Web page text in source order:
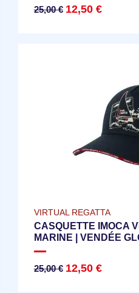
25,00 € 12,50 €
VIRTUAL REGATTA
CASQUETTE IMOCA
MARINE | VENDÉE
25,00 € 12,50 €